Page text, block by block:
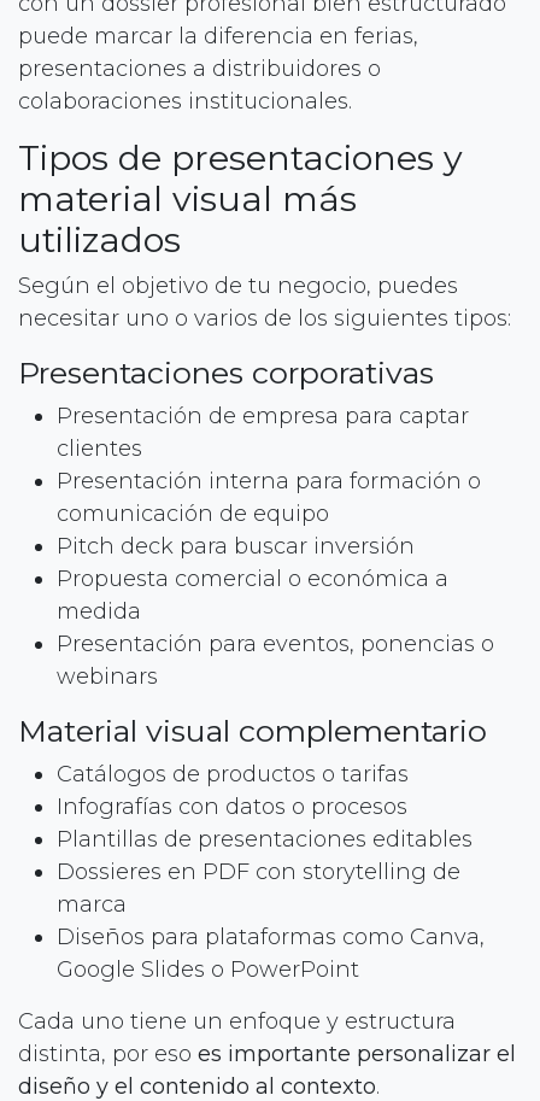
puede marcar la diferencia en ferias,
presentaciones a distribuidores o
colaboraciones institucionales.
Tipos de presentaciones y
material visual más
utilizados
Según el objetivo de tu negocio, puedes
necesitar uno o varios de los siguientes tipos:
Presentaciones corporativas
Presentación de empresa para captar
clientes
Presentación interna para formación o
comunicación de equipo
Pitch deck para buscar inversión
Propuesta comercial o económica a
medida
Presentación para eventos, ponencias o
webinars
Material visual complementario
Catálogos de productos o tarifas
Infografías con datos o procesos
Plantillas de presentaciones editables
Dossieres en PDF con storytelling de
marca
Diseños para plataformas como Canva,
Google Slides o PowerPoint
Cada uno tiene un enfoque y estructura
distinta, por eso es importante personalizar el
diseño y el contenido al contexto.